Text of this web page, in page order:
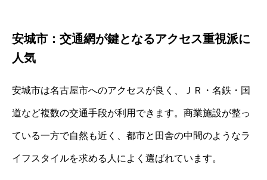
安城市：交通網が鍵となるアクセス重視派に
人気
安城市は名古屋市へのアクセスが良く、ＪＲ・名鉄・国
道など複数の交通手段が利用できます。商業施設が整っ
ている一方で自然も近く、都市と田舎の中間のようなラ
イフスタイルを求める人によく選ばれています。